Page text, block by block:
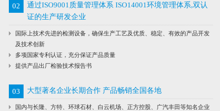
02
通过ISO9001质量管理体系 ISO14001环境管理体系,双认
证的生产研发企业
国际上技术先进的检测设备，确保生产工艺及优质、稳定、有效的产品开发
及技术创新
多项国家专利认证，充分保证产品质量
提供产品出厂检验技术报告书
03 大型著名企业长期合作 产品畅销全国各地
国内与长隆、方特、环球石材、白云机场、正方控股、广汽丰田等知名企业